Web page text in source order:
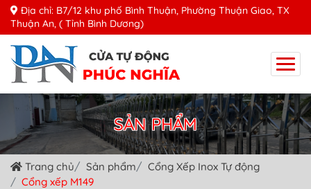
Địa chỉ: B7/12 khu phố Bình Thuận, Phường Thuận Giao, TX
Thuận An, ( Tỉnh Bình Dương)
SẢN PHẨM
Trang chủ Sản phẩm
Cổng Xếp Inox Tự động
Cổng xếp M149